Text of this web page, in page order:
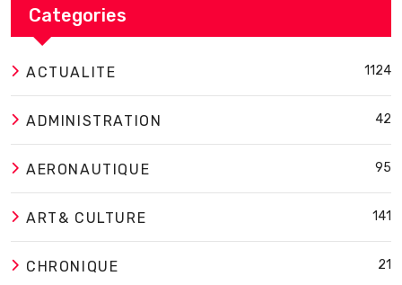
Categories
ACTUALITE 1124
ADMINISTRATION 42
AERONAUTIQUE 95
ART& CULTURE 141
CHRONIQUE 21